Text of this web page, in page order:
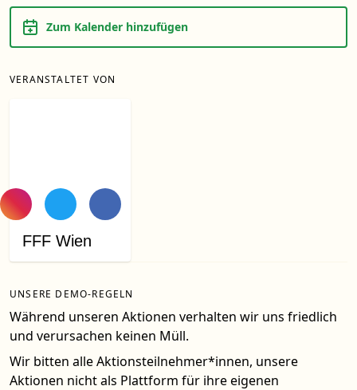
Zum Kalender hinzufügen
VERANSTALTET VON
FFF Wien
UNSERE DEMO-REGELN
Während unseren Aktionen verhalten wir uns friedlich
und verursachen keinen Müll.
Wir bitten alle Aktionsteilnehmer*innen, unsere
Aktionen nicht als Plattform für ihre eigenen